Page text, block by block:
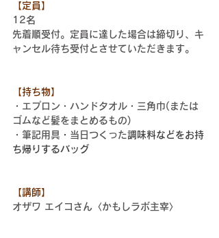
【定員】
12名
先着順受付。定員に達した場合は締切り、キ
ャンセル待ち受付とさせていただきます。
【持ち物】
・エプロン・ハンドタオル・三角巾(または
ゴムなど髪をまとめるもの)
・筆記用具 ・ 当日つくった調味料などをお持
ち帰りするバッグ
【講師】
オザワ エイコさん〈かもしラボ主宰〉